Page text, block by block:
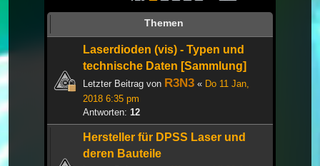
Themen
Laserdioden (vis) - Typen und
technische Daten [Sammlung]
Letzter Beitrag von R3N3 « Do 11 Jan,
2018 6:35 pm
Antworten: 12
Hersteller für DPSS Laser und
deren Bauteile